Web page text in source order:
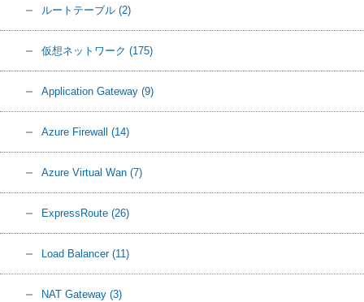
ルートテーブル (2)
仮想ネットワーク (175)
Application Gateway (9)
Azure Firewall (14)
Azure Virtual Wan (7)
ExpressRoute (26)
Load Balancer (11)
NAT Gateway (3)